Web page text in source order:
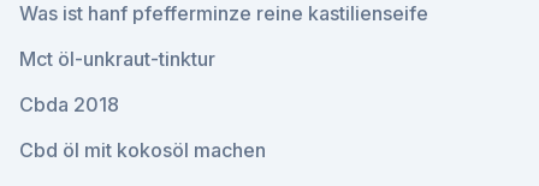
Was ist hanf pfefferminze reine kastilienseife
Mct öl-unkraut-tinktur
Cbda 2018
Cbd öl mit kokosöl machen